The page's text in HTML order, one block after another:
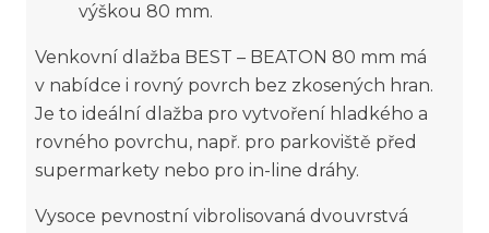
výškou 80 mm.
Venkovní dlažba BEST – BEATON 80 mm má
v nabídce i rovný povrch bez zkosených hran.
Je to ideální dlažba pro vytvoření hladkého a
rovného povrchu, např. pro parkoviště před
supermarkety nebo pro in-line dráhy.
Vysoce pevnostní vibrolisovaná dvouvrstvá